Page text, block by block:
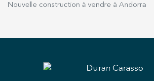
Nouvelle construction à vendre à Andorra